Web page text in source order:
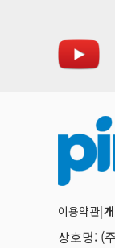
이용약관|
상호명: (